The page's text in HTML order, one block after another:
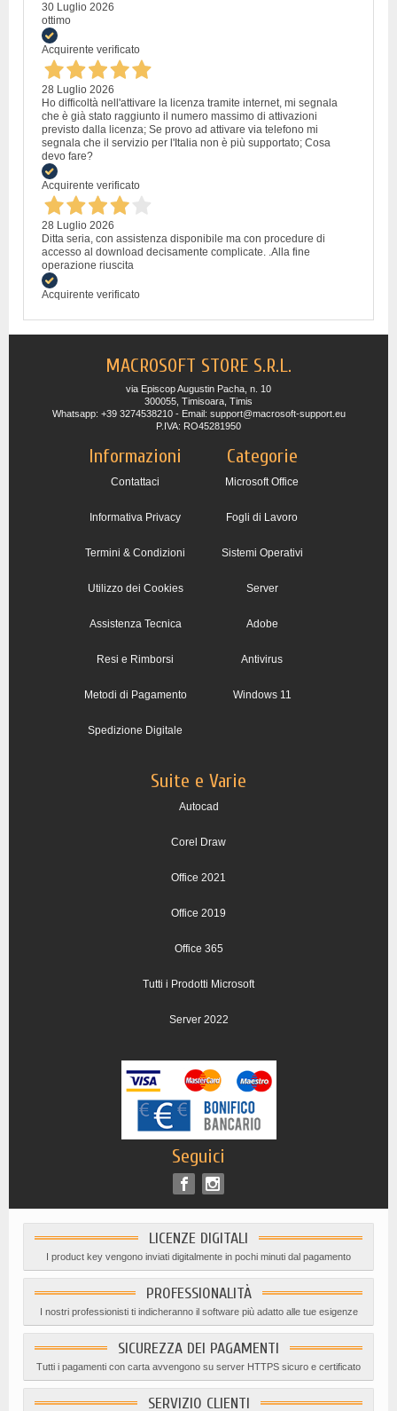
30 Luglio 2026
ottimo
Acquirente verificato
28 Luglio 2026
Ho difficoltà nell'attivare la licenza tramite internet, mi segnala
che è già stato raggiunto il numero massimo di attivazioni
previsto dalla licenza; Se provo ad attivare via telefono mi
segnala che il servizio per l'Italia non è più supportato; Cosa
devo fare?
Acquirente verificato
28 Luglio 2026
Ditta seria, con assistenza disponibile ma con procedure di
accesso al download decisamente complicate. .Alla fine
operazione riuscita
Acquirente verificato
MACROSOFT STORE S.R.L.
via Episcop Augustin Pacha, n. 10
300055, Timisoara, Timis
Whatsapp: +39 3274538210 - Email: support@macrosoft-support.eu
P.IVA: RO45281950
Informazioni
Contattaci
Informativa Privacy
Termini & Condizioni
Utilizzo dei Cookies
Assistenza Tecnica
Resi e Rimborsi
Metodi di Pagamento
Spedizione Digitale
Categorie
Microsoft Office
Fogli di Lavoro
Sistemi Operativi
Server
Adobe
Antivirus
Windows 11
Suite e Varie
Autocad
Corel Draw
Office 2021
Office 2019
Office 365
Tutti i Prodotti Microsoft
Server 2022
Seguici
LICENZE DIGITALI
I product key vengono inviati digitalmente in pochi minuti dal pagamento
PROFESSIONALITÀ
I nostri professionisti ti indicheranno il software più adatto alle tue esigenze
SICUREZZA DEI PAGAMENTI
Tutti i pagamenti con carta avvengono su server HTTPS sicuro e certificato
SERVIZIO CLIENTI